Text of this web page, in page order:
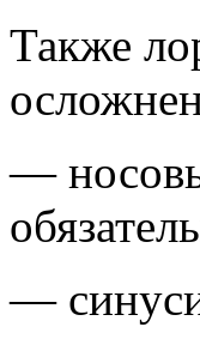
Также
—
—